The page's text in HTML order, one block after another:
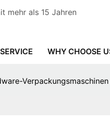
mehr als 15 Jahren
WHY CHOOSE
Verpackungsmaschinen